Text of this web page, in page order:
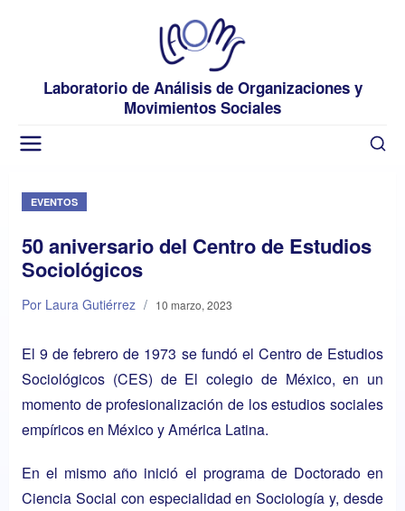
Laboratorio de Análisis de Organizaciones y
Movimientos Sociales
EVENTOS
50 aniversario del Centro de Estudios
Sociológicos
Por Laura Gutiérrez / 10 marzo, 2023
El 9 de febrero de 1973 se fundó el Centro de Estudios
Sociológicos (CES) de El colegio de México, en un
momento de profesionalización de los estudios sociales
empíricos en México y América Latina.
En el mismo año inició el programa de Doctorado en
Ciencia Social con especialidad en Sociología y, desde